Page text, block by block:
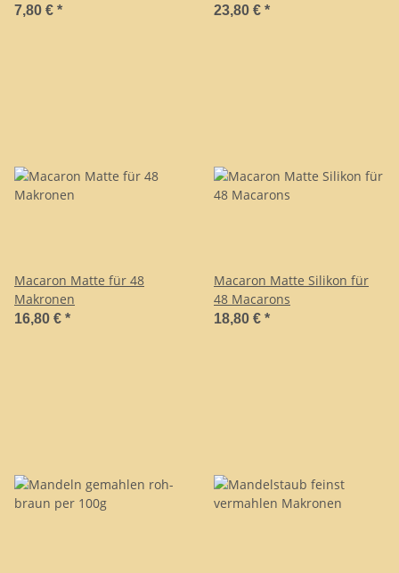
7,80 € * 23,80 € *
Macaron Matte für 48
Makronen
16,80 € *
Macaron Matte Silikon für
48 Macarons
18,80 € *